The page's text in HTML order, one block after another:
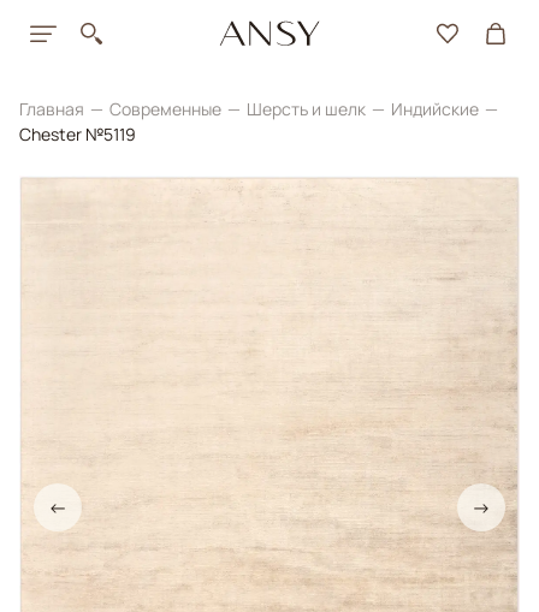
Главная Современные Шерсть и шелк
Индийские
Chester №5119
← →